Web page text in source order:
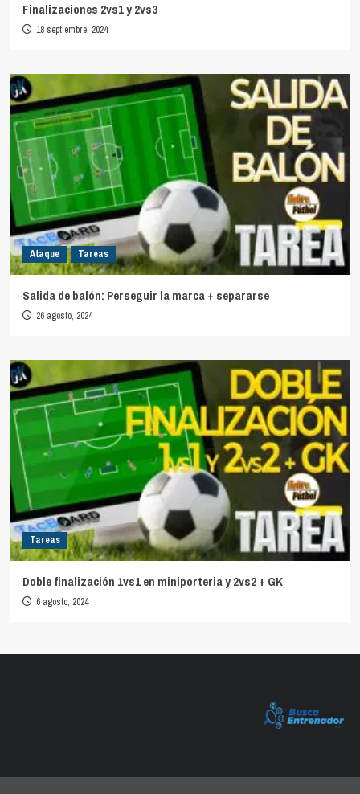
Finalizaciones 2vs1 y 2vs3
18 septiembre, 2024
Ataque Tareas
Salida de balón: Perseguir la marca + separarse
26 agosto, 2024
Tareas
Doble finalización 1vs1 en miniporteria y 2vs2 + GK
6 agosto, 2024